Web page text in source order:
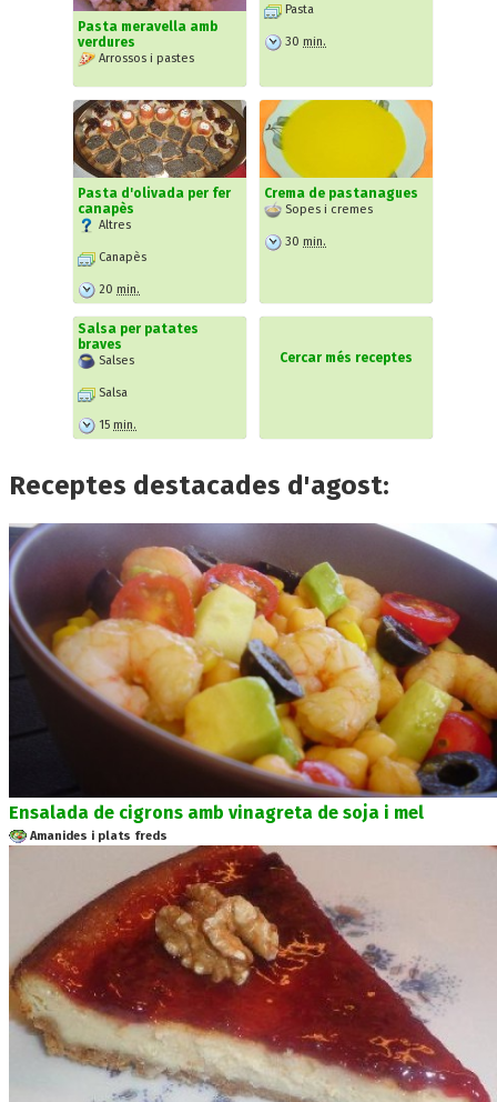
Pasta meravella amb
verdures
Arrossos i pastes
Pasta
30 min.
Pasta d'olivada per fer
canapès
Altres
Canapès
20 min.
Crema de pastanagues
Sopes i cremes
30 min.
Salsa per patates
braves
Salses
Salsa
15 min.
Cercar més receptes
Receptes destacades d'agost:
Ensalada de cigrons amb vinagreta de soja i mel
Amanides i plats freds